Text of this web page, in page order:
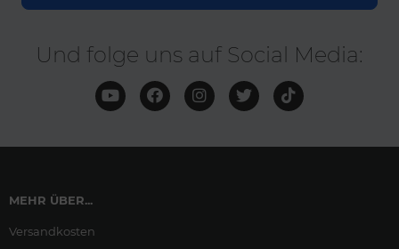
Und folge uns auf Social Media:
MEHR ÜBER...
Versandkosten